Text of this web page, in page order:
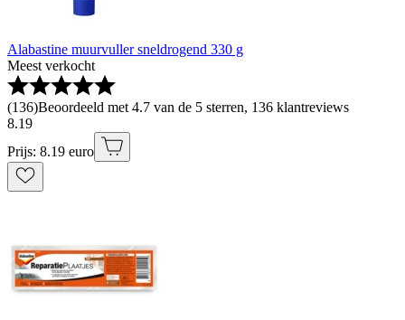
Alabastine muurvuller sneldrogend 330 g
Meest verkocht
(136)Beoordeeld met 4.7 van de 5 sterren, 136 klantreviews
8.19
Prijs: 8.19 euro